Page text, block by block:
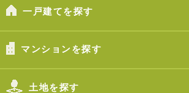
一戸建てを探す
マンションを探す
土地を探す